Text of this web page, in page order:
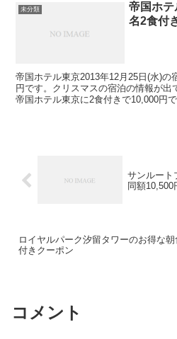
未分類
帝国ホ
名2食付
帝国ホテル東京2013年12月25日(水)の
円です。クリスマスの宿泊の情報が出
帝国ホテル東京に2食付きで10,000円
サンルート
同額10,500
ロイヤルパーク汐留タワーのお得な朝
付きクーポン
コメント